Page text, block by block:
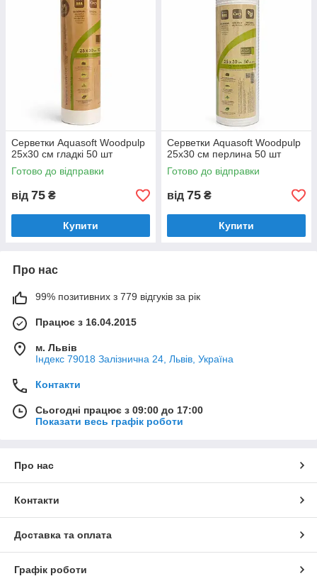
Серветки Aquasoft Woodpulp
25х30 см гладкі 50 шт
Готово до відправки
від 75 ₴
Купити
Серветки Aquasoft Woodpulp
25х30 см перлина 50 шт
Готово до відправки
від 75 ₴
Купити
Про нас
99% позитивних з 779 відгуків за рік
Працює з 16.04.2015
м. Львів
Індекс 79018 Залізнична 24, Львів, Україна
Контакти
Сьогодні працює з 09:00 до 17:00
Показати весь графік роботи
Про нас
Контакти
Доставка та оплата
Графік роботи